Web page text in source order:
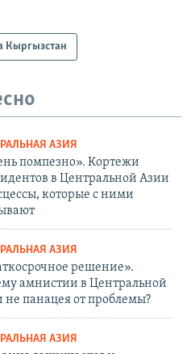
Кыргызстан
АЗИЯ
помпезно». Кортежи
в Центральной Азии
которые с ними
АЗИЯ
решение».
амнистии в Центральной
не панацея от проблемы?
АЗИЯ